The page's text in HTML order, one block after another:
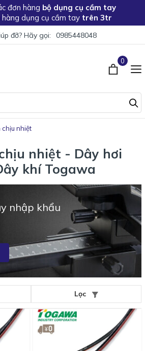
đơn hàng bộ dụng cụ cầm tay
hàng dụng cụ cầm tay trên 3tr
đỡ? Hãy gọi: 0985448048
0
chịu nhiệt
nhiệt - Dây hơi
khí Togawa
nhập khẩu
Lọc